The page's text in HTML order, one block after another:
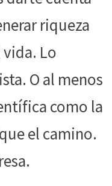
riqueza
Lo
O al menos
como la
el camino.